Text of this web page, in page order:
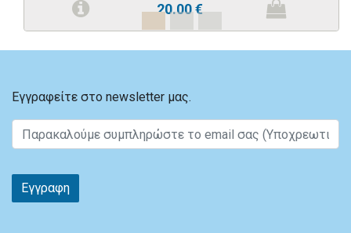
20.00€
Εγγραφείτε στο newsletter μας.
Εγγραφη